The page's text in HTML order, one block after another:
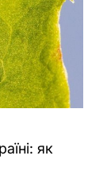
як